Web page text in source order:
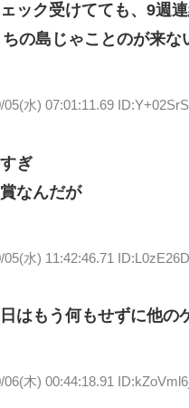
ック受けてても、9週
の島じゃことのが来な
05(水) 07:01:11.69
ぎ
なんだが
05(水) 11:42:46.71
はもう何もせずに他の
06(木) 00:44:18.91